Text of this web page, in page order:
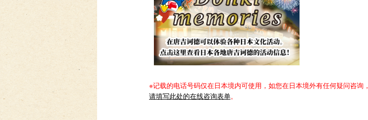
※记载的电话号码仅在日本境内可使用，如您在日本境外有任何疑问咨询，
请填写此处的在线咨询表单。